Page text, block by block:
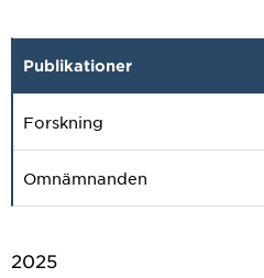
Publikationer
Forskning
Omnämnanden
2025